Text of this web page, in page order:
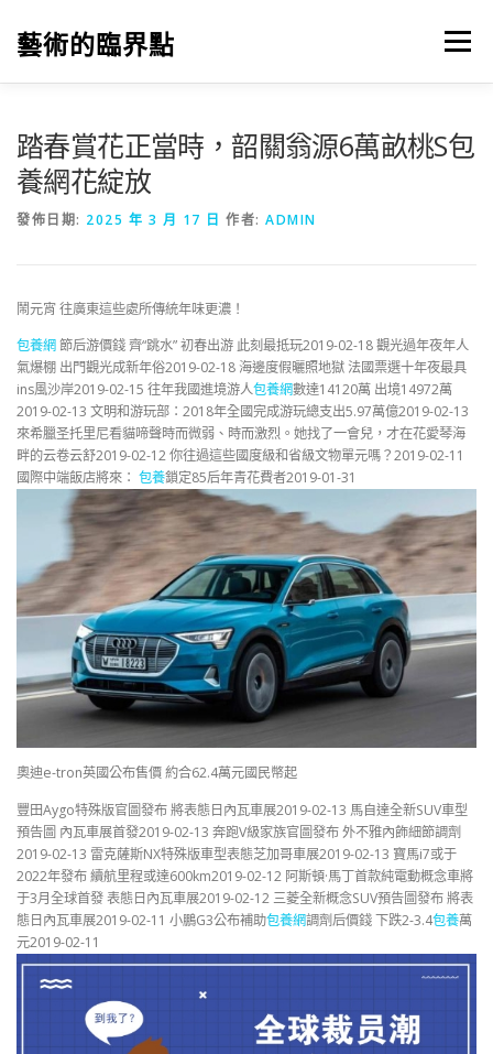
藝術的臨界點 選單
踏春賞花正當時，韶關翁源6萬畝桃S包
養網花綻放
發佈日期: 2025 年 3 月 17 日 作者: ADMIN
鬧元宵 往廣東這些處所傳統年味更濃！
包養網節后游價錢 齊“跳水” 初春出游 此刻最抵玩2019-02-18 觀光過年夜年人
氣爆棚 出門觀光成新年俗2019-02-18 海邊度假曬照地獄 法國票選十年夜最具
ins風沙岸2019-02-15 往年我國進境游人包養網數達14120萬 出境14972萬
2019-02-13 文明和游玩部：2018年全國完成游玩總支出5.97萬億2019-02-13
來希臘圣托里尼看貓啼聲時而微弱、時而激烈。她找了一會兒，才在花愛琴海
畔的云卷云舒2019-02-12 你往過這些國度級和省級文物單元嗎？2019-02-11
國際中端飯店將來： 包養鎖定85后年青花費者2019-01-31
奧迪e-tron英國公布售價 約合62.4萬元國民幣起
豐田Aygo特殊版官圖發布 將表態日內瓦車展2019-02-13 馬自達全新SUV車型
預告圖 內瓦車展首發2019-02-13 奔跑V級家族官圖發布 外不雅內飾細節調劑
2019-02-13 雷克薩斯NX特殊版車型表態芝加哥車展2019-02-13 寶馬i7或于
2022年發布 續航里程或達600km2019-02-12 阿斯頓·馬丁首款純電動概念車將
于3月全球首發 表態日內瓦車展2019-02-12 三菱全新概念SUV預告圖發布 將表
態日內瓦車展2019-02-11 小鵬G3公布補助包養網調劑后價錢 下跌2-3.4包養萬
元2019-02-11